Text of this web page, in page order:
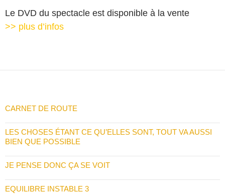
Le DVD du spectacle est disponible à la vente
>> plus d’infos
CARNET DE ROUTE
LES CHOSES ÉTANT CE QU’ELLES SONT, TOUT VA AUSSI
BIEN QUE POSSIBLE
JE PENSE DONC ÇA SE VOIT
EQUILIBRE INSTABLE 3